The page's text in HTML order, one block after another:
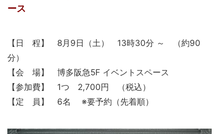
ース
【日 程】 8月9日（土） 13時30分 ～ （約90
分）
【会 場】 博多阪急5F イベントスペース
【参加費】 1つ 2,700円 （税込）
【定 員】 6名 ※要予約（先着順）